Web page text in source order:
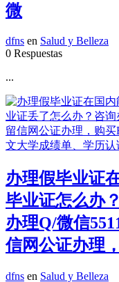
微
dfns en Salud y Belleza
0 Respuestas
...
办理假毕业证
毕业证怎么办
办理Q/微信
信网公证办理
dfns en Salud y Belleza